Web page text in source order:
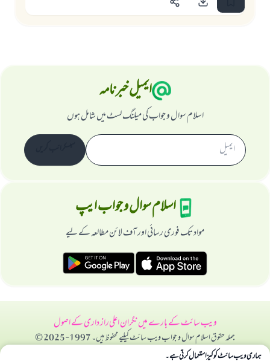
ایمیل خبرنامہ
اسلام سوال و جواب کی میلنگ لسٹ میں شامل ہوں
اسلام سوال و جواب ایپ
مواد تک فوری رسائی اور آف لائن مطالعہ کے لیے
ویب سائٹ کے بارے میںنگران اعلیراز داری کے اصول
جملہ حقوق اسلام سوال و جواب ویب سائٹ کیلیے محفوظ ہیں۔ 1997-2025 ©
ہماری ویب سائٹ کوکیز استعمال کرتی ہے۔